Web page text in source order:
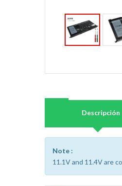
Descripción
Note :
11.1V and 11.4V are